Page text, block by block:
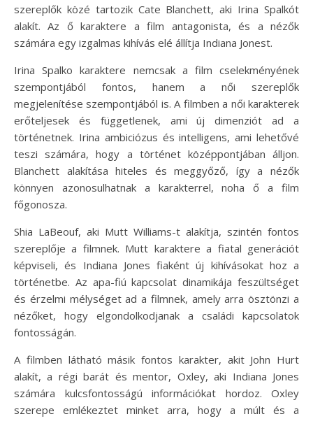
szereplők közé tartozik Cate Blanchett, aki Irina Spalkót
alakít. Az ő karaktere a film antagonista, és a nézők
számára egy izgalmas kihívás elé állítja Indiana Jonest.
Irina Spalko karaktere nemcsak a film cselekményének
szempontjából fontos, hanem a női szereplők
megjelenítése szempontjából is. A filmben a női karakterek
erőteljesek és függetlenek, ami új dimenziót ad a
történetnek. Irina ambiciózus és intelligens, ami lehetővé
teszi számára, hogy a történet középpontjában álljon.
Blanchett alakítása hiteles és meggyőző, így a nézők
könnyen azonosulhatnak a karakterrel, noha ő a film
főgonosza.
Shia LaBeouf, aki Mutt Williams-t alakítja, szintén fontos
szereplője a filmnek. Mutt karaktere a fiatal generációt
képviseli, és Indiana Jones fiaként új kihívásokat hoz a
történetbe. Az apa-fiú kapcsolat dinamikája feszültséget
és érzelmi mélységet ad a filmnek, amely arra ösztönzi a
nézőket, hogy elgondolkodjanak a családi kapcsolatok
fontosságán.
A filmben látható másik fontos karakter, akit John Hurt
alakít, a régi barát és mentor, Oxley, aki Indiana Jones
számára kulcsfontosságú információkat hordoz. Oxley
szerepe emlékeztet minket arra, hogy a múlt és a